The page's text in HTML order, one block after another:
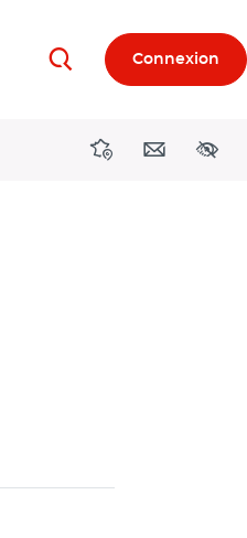
RechercherConnexion
DirectionsContact